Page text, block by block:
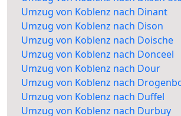
Umzug von Koblenz nach Dinant
Umzug von Koblenz nach Dison
Umzug von Koblenz nach Doische
Umzug von Koblenz nach Donceel
Umzug von Koblenz nach Dour
Umzug von Koblenz nach
Umzug von Koblenz nach Duffel
Umzug von Koblenz nach Durbuy